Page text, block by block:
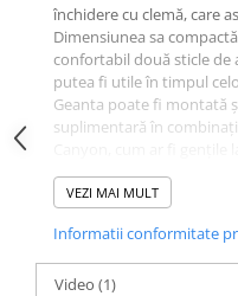
închidere cu clemă, care
Dimensiunea sa
confortabil două sticle de
putea fi utile în timpul
Geanta poate fi montată
suplimentară în
permițându-vă astfel să
pentru a-l adapta
sudate la înaltă frecvență
impermeabilitatea chiar
VEZI MAI MULT
Informatii conformitate
Video (1)